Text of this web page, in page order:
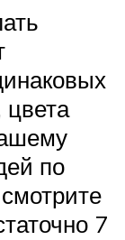
цвета
по
7